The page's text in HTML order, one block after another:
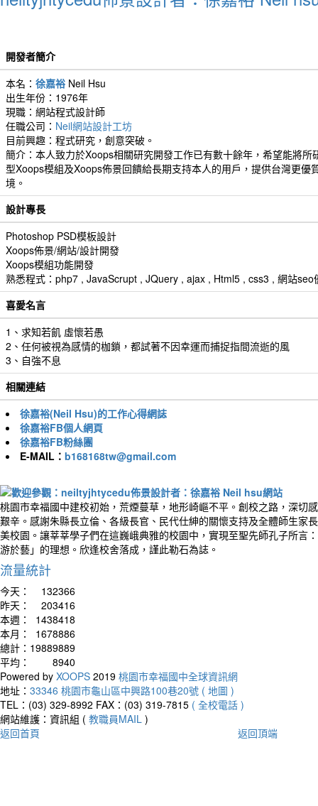
開發者簡介
本名： 徐嘉裕 Neil Hsu
出生年份：1976年
現職：網站程式設計師
任職公司： Neil網站設計工坊
目前興趣：程式研究，創意突破。
簡介：本人致力於Xoops相關研究開發工作已有數十餘年，希望能將所
型Xoops模組及Xoops佈景回饋給長期支持本人的用戶，提供台灣更優
境。
設計專長
Photoshop PSD模板設計
Xoops佈景/網站/設計開發
Xoops模組功能開發
熟悉程式：php7 , JavaScrupt , JQuery , ajax , Html5 , css3 , 網站seo
喜愛名言
1、求知若飢 虛懷若愚
2、任何被視為感情的枷鎖，都試著不因幸運而捕捉指間流逝的風
3、自強不息
相關連結
徐嘉裕(Neil Hsu)的工作心得網誌
徐嘉裕FB個人網頁
徐嘉裕FB粉絲團
E-MAIL： b168168tw@gmail.com
桃園市幸福國中建校初始，荒煙蔓草，地形崎嶇不平。創校之路，深切
艱辛。感謝朱縣長立倫、各級長官、民代仕紳的關懷支持及全體師生家
美校園。讓莘莘學子們在這巍峨典雅的校園中，實現至聖先師孔子所言
游於藝」的理想。欣逢校舍落成，謹此勒石為誌。
流量統計
今天：
132366
昨天：
203416
本週：
1438418
本月：
1678886
總計： 19889889
平均：
8940
Powered by XOOPS 2019 桃園市幸福國中全球資訊網
地址： 33346 桃園市龜山區中興路100巷20號 ( 地圖 )
TEL：(03) 329-8992 FAX：(03) 319-7815 ( 全校電話 )
網站維護：資訊組 ( 教職員MAIL )
返回首頁
返回頂端